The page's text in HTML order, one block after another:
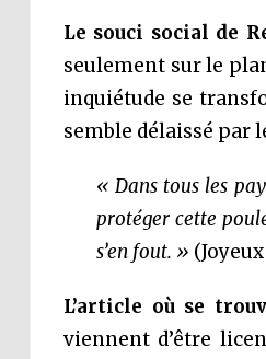
Le souci social de
seulement sur le
inquiétude se
semble délaissé par
« Dans tous les
protéger cette
s’en fout. »
L’article où se
viennent d’être